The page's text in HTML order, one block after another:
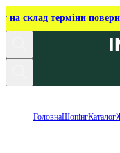
на склад терміни
ГоловнаШопінгКаталог